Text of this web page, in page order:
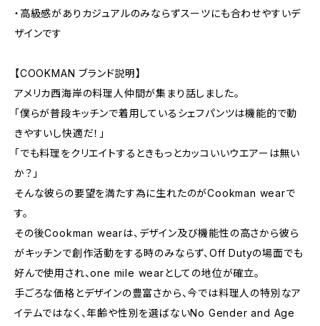
・高級感がありカジュアルのみならずスーツにも合わせやすいデ
ザインです
【COOKMAN ブランド説明】
アメリカ西海岸の料理人仲間が集まり話しました。
「僕らが普段キッチンで着用しているシェフパンツは機能的で動
きやすいし快適だ！」
「でも料理をクリエイトするときもっとカッコいいウエアーは無い
か？」
そんな彼らの要望を満たす為に生れたのがCookman wearで
す。
その後Cookman wearは、デザイン及び機能性の高さから彼ら
がキッチンで創作活動をする時のみならず、Off Dutyの場面でも
好んで使用され、one mile wearとしての地位が確立。
手ごろな価格とデザインの豊富さから、今では料理人の特別なア
イテムではなく、年齢や性別を選ばないNo Gender and Age